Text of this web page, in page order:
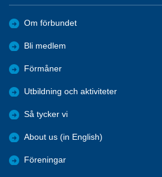
Om förbundet
Bli medlem
Förmåner
Utbildning och aktiviteter
Så tycker vi
About us (in English)
Föreningar